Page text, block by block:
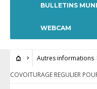
BULLETINS
WEBCAM
Autres informations
COVOITURAGE REGULIER